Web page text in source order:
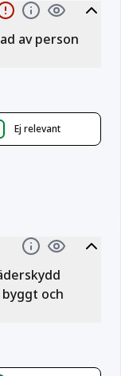
av person
Ej relevant
och